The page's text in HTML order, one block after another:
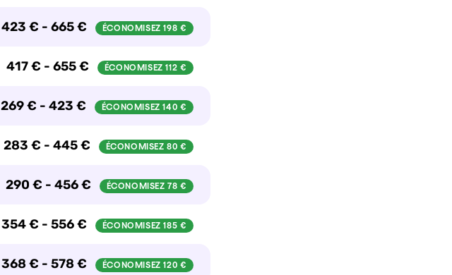
423 € - 665 €
417 € - 655 €
269 € - 423 €
283 € - 445 €
290 € - 456 €
354 € - 556 €
368 € - 578 €